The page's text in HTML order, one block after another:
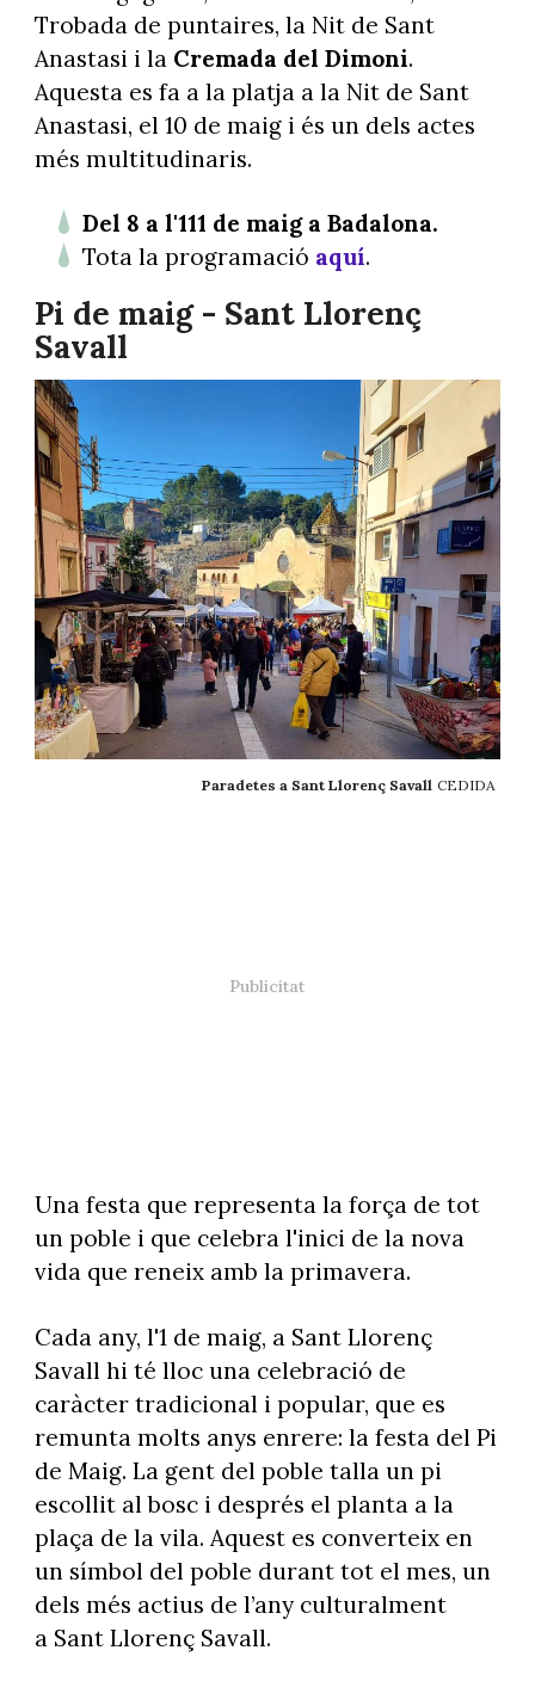
Trobada de puntaires, la Nit de Sant
Anastasi i la Cremada del Dimoni.
Aquesta es fa a la platja a la Nit de Sant
Anastasi, el 10 de maig i és un dels actes
més multitudinaris.
Del 8 a l'111 de maig a Badalona.
Tota la programació aquí.
Pi de maig - Sant Llorenç
Savall
Paradetes a Sant Llorenç Savall CEDIDA
Una festa que representa la força de tot
un poble i que celebra l'inici de la nova
vida que reneix amb la primavera.
Cada any, l'1 de maig, a Sant Llorenç
Savall hi té lloc una celebració de
caràcter tradicional i popular, que es
remunta molts anys enrere: la festa del Pi
de Maig. La gent del poble talla un pi
escollit al bosc i després el planta a la
plaça de la vila. Aquest es converteix en
un símbol del poble durant tot el mes, un
dels més actius de l’any culturalment
a Sant Llorenç Savall.